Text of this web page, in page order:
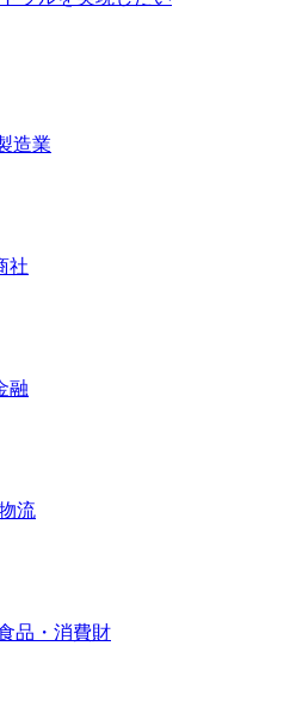
造業
社
融
流
品・消費財